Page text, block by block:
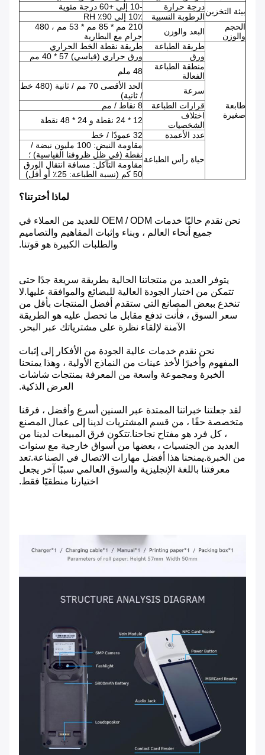
بيئة التخزيندرجة حرارة
-10 إلى +60 درجة مئوية
الرطوبة النسبية
10٪ إلى 90٪ RH
الحجم
والوزن
البعد والوزن
210 مم * 85 مم * 53 مم ، 480
جرام مع البطارية
طابعة
صغيرة
طريقة الطباعة
طريقة نقطة الخط الحراري
ورق
ورق حراري (قياسي) 57 * 40 مم
منطقة الطباعة
الفعالة
48 ملم
سرعة
الحد الأقصى 70 مم / ثانية (480 خط
/ ثانية)
قرارات الطباعة
8 نقاط / مم
اختلاف
الشخصيات
12 * 24 نقطة و 24 * 48 نقطة
عدد الأعمدة
32 عمودًا / خط
حياة رأس الطباعة
مقاومة النبض: 100 مليون نبضة /
نقطة (في ظل ظروفنا القياسية) ؛
مقاومة التآكل: مسافة انتقال الورق
50 كم (نسبة الطباعة: 25٪ أو أقل)
لماذا أخترتنا؟
نحن نقدم حاليًا خدمات OEM / ODM للعديد من العملاء في
جميع أنحاء العالم ، وبناء وإثبات المفاهيم والتصاميم
والطلبات الكبيرة هو قوتنا.
يتوفر العديد من منتجاتنا الحالية بطريقة سريعة جدًا حتى
تتمكن من اختبار الجودة العالية للبضائع والموافقة عليها.لا
تنخدع ببعض المصانع التي ستقدم أفضل المنتجات بأقل من
سعر السوق ، فأنت تدفع مقابل ما تحصل عليه هو الطريقة
الآمنة لإلقاء نظرة على مشترياتك عبر البحر.
نحن نقدم خدمات عالية الجودة من الأفكار إلى إثبات
المفهوم وأخيرًا لأخذ عينات من النماذج الأولية ، وهذا يمنحنا
الخبرة ومجموعة واسعة من المعرفة بمنتجات شاشات
العرض الذكية.
لقد جعلتنا خبراتنا الممتدة عبر السنين أسرع وأفضل ، فرقنا
متخصصة حقًا ، من قسم المشتريات لدينا إلى عمال المصنع
، كل فرد هو مفتاح نجاحنا.تتكون فرق المبيعات لدينا من
العديد من الجنسيات ، بعضها من أسواق خارجية مع سنوات
من الخبرة.يمنحنا هذا أفضل مهارات الاتصال في الصناعة.تعد
معرفتنا باللغة الإنجليزية والسوق العالمي سببًا آخر يجعل
اختيارنا منطقيًا فقط.